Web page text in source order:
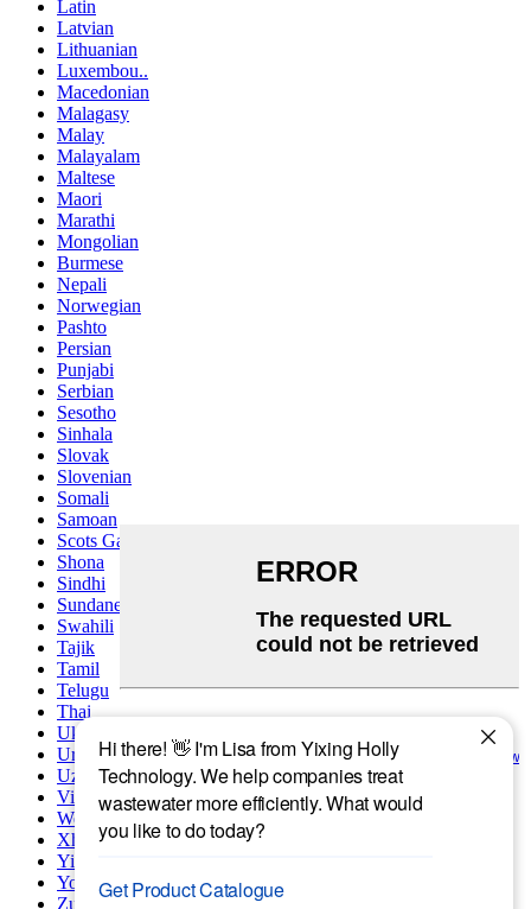
Latin
Latvian
Lithuanian
Luxembou..
Macedonian
Malagasy
Malay
Malayalam
Maltese
Maori
Marathi
Mongolian
Burmese
Nepali
Norwegian
Pashto
Persian
Punjabi
Serbian
Sesotho
Sinhala
Slovak
Slovenian
Somali
Samoan
Scots Gaelic
Shona
Sindhi
Sundanese
Swahili
Tajik
Tamil
Telugu
Thai
Ukrainian
Urdu
Uzbek
Vietnamese
Welsh
Xhosa
Yiddish
Yoruba
Zulu